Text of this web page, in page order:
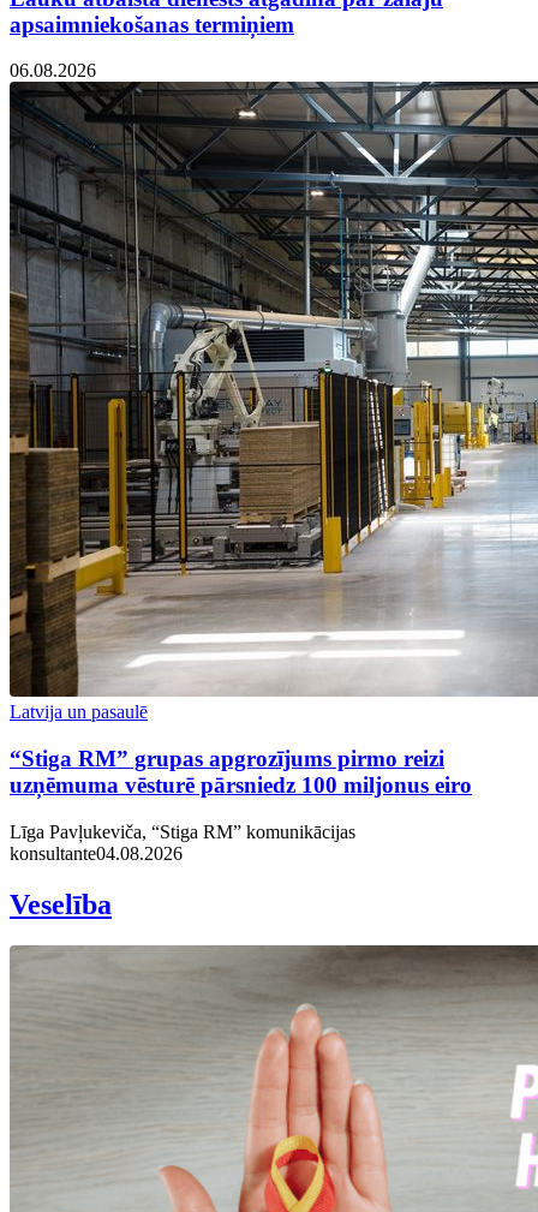
apsaimniekošanas termiņiem
06.08.2026
Latvija un pasaulē
“Stiga RM” grupas apgrozījums pirmo reizi
uzņēmuma vēsturē pārsniedz 100 miljonus eiro
Līga Pavļukeviča, “Stiga RM” komunikācijas
konsultante04.08.2026
Veselība